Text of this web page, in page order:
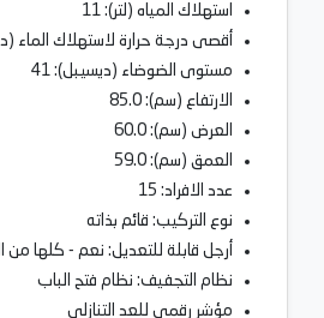
استهلاك المياه (لتر): 11
أقصى درجة حرارة لاستهلاك الماء
مستوى الضوضاء (ديسيبل): 41
الارتفاع (سم): 85.0
العرض (سم): 60.0
العمق (سم): 59.0
عدد الافراد: 15
نوع التركيب: قائم بذاته
أرجل قابلة للتعديل: نعم - كلها من
نظام التجفيف: نظام فتح الباب
مؤشر رقمي للعد التنازلي